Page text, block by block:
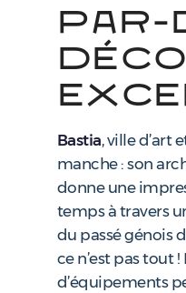
Par-
Bastia, ville d’art
manche : son
donne une
temps à travers
du passé génois
ce n’est pas tout
d’équipements